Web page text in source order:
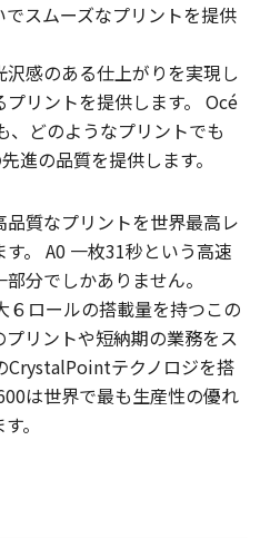
スムーズなプリントを提供
感のある仕上がりを実現し
リントを提供します。 Océ
、どのようなプリントでも
進の品質を提供します。
質なプリントを世界最高レ
。 A0 一枚31秒という高速
分でしかありません。
６ロールの搭載量を持つこの
リントや短納期の業務をス
CrystalPointテクノロジを搭
は世界で最も生産性の優れ
。